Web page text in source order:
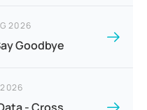
2026
Goodbye